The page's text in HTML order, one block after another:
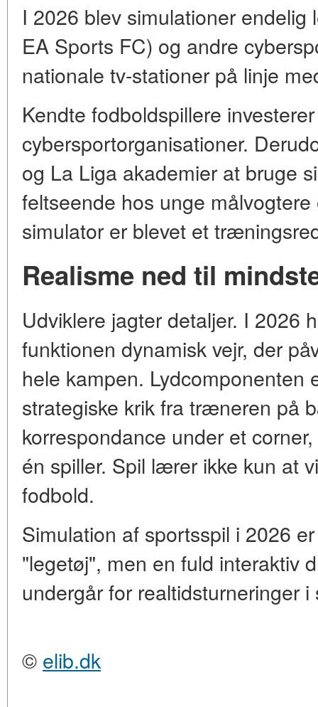
I 2026 blev simulationer endelig
EA Sports FC) og andre
nationale tv-stationer på linje
Kendte fodboldspillere
cybersportorganisationer.
og La Liga akademier at bruge
feltseende hos unge
simulator er blevet et
Realisme ned til
Udviklere jagter detaljer. I 2026
funktionen dynamisk vejr, der
hele kampen. Lydcomponenten
strategiske krik fra træneren på
korrespondance under et
én spiller. Spil lærer ikke kun at
fodbold.
Simulation af sportsspil i 2026
"legetøj", men en fuld interaktiv
undergår for realtidsturneringer
© elib.dk